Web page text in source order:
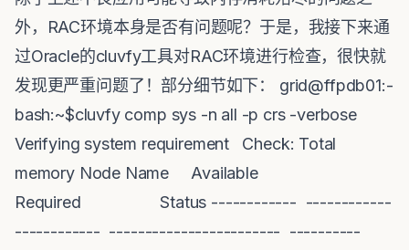
外，RAC环境本身是否有问题呢？于是，我接下来通
过Oracle的cluvfy工具对RAC环境进行检查，很快就
发现更严重问题了！部分细节如下： grid@ffpdb01:-
bash:~$cluvfy comp sys -n all -p crs -verbose
Verifying system requirement Check: Total
memory Node Name Available
Required Status ------------ ------------
------------ ------------------------ ----------